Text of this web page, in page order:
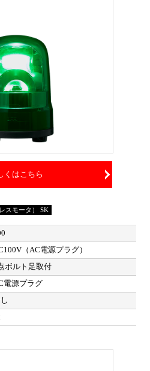
くはこちら
スモータ） SK
（AC電源プラグ）
ボルト足取付
電源プラグ